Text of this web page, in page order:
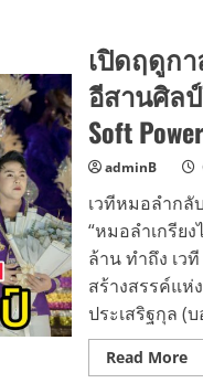
เปิดฤดูก
อีสานศิลป์
Soft
adminB
เวทีหมอลำกลั
“หมอลำเกรีย
ล้าน ทำถึง เว
สร้างสรรค์แห่
ประเสริฐกุล (
Read More